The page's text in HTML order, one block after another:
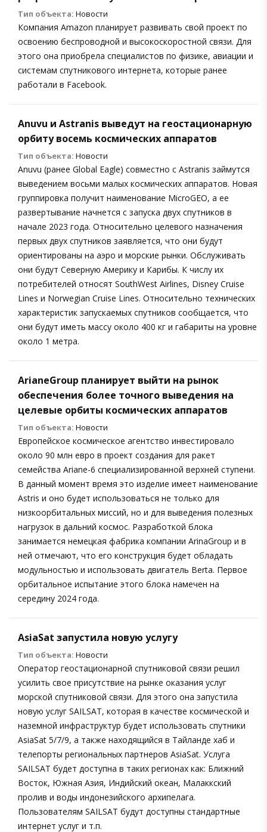
Тип объекта: Новости
Компания Amazon планирует развивать свой проект по
освоению беспроводной и высокоскоростной связи. Для
этого она приобрела специалистов по физике, авиации и
системам спутникового интернета, которые ранее
работали в Facebook.
Anuvu и Astranis выведут на геостационарную
орбиту восемь космических аппаратов
Тип объекта: Новости
Anuvu (ранее Global Eagle) совместно с Astranis займутся
выведением восьми малых космических аппаратов. Новая
группировка получит наименование MicroGEO, а ее
развертывание начнется с запуска двух спутников в
начале 2023 года. Относительно целевого назначения
первых двух спутников заявляется, что они будут
ориентированы на аэро и морские рынки. Обслуживать
они будут Северную Америку и Карибы. К числу их
потребителей относят SouthWest Airlines, Disney Cruise
Lines и Norwegian Cruise Lines. Относительно технических
характеристик запускаемых спутников сообщается, что
они будут иметь массу около 400 кг и габариты на уровне
около 1 метра.
ArianeGroup планирует выйти на рынок
обеспечения более точного выведения на
целевые орбиты космических аппаратов
Тип объекта: Новости
Европейское космическое агентство инвестировало
около 90 млн евро в проект создания для ракет
семейства Ariane-6 специализированной верхней ступени.
В данный момент время это изделие имеет наименование
Astris и оно будет использоваться не только для
низкоорбитальных миссий, но и для выведения полезных
нагрузок в дальний космос. Разработкой блока
занимается немецкая фабрика компании ArinaGroup и в
ней отмечают, что его конструкция будет обладать
модульностью и использовать двигатель Berta. Первое
орбитальное испытание этого блока намечен на
середину 2024 года.
AsiaSat запустила новую услугу
Тип объекта: Новости
Оператор геостационарной спутниковой связи решил
усилить свое присутствие на рынке оказания услуг
морской спутниковой связи. Для этого она запустила
новую услуг SAILSAT, которая в качестве космической и
наземной инфраструктур будет использовать спутники
AsiaSat 5/7/9, а также находящийся в Тайланде хаб и
телепорты региональных партнеров AsiaSat. Услуга
SAILSAT будет доступна в таких регионах как: Ближний
Восток, Южная Азия, Индийский океан, Малаккский
пролив и воды индонезийского архипелага.
Пользователям SAILSAT будут доступны стандартные
интернет услуг и т.п.